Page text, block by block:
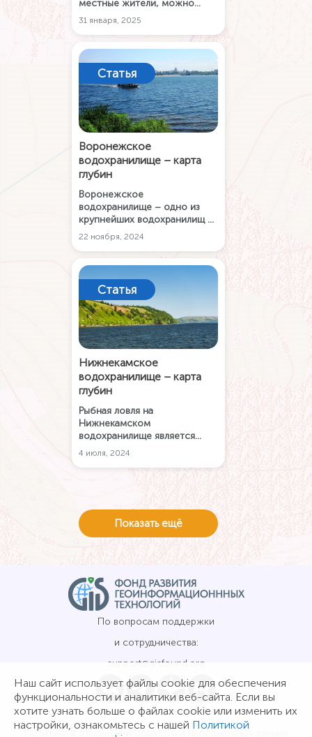
местные жители, можно
увидеть маленькие точки,
разбросанные на льду. Это
рыбаки. В этой статье мы
перечислили наиболее
популярные места для
рыбалки на Обском
водохранилище.
31 января, 2025
Статья
Воронежское
водохранилище – карта
глубин
Воронежское
водохранилище – одно из
крупнейших водохранилищ в
мире, которое полностью
располагается в черте
города. Оно играет важную
роль в водоснабжении и
судоходстве, в то время как
для рыбаков это, конечно
же, любимое место для
рыбалки.
22 ноября, 2024
Статья
Нижнекамское
водохранилище – карта
глубин
Рыбная ловля на
Нижнекамском
водохранилище является
очень популярным занятием
и для приезжих. Используйте
приложении Карта РУ Рыбалка
для поиска рыбных мест.
4 июля, 2024
Показать ещё
Наш сайт использует файлы cookie для обеспечения
функциональности и аналитики веб-сайта. Если вы
хотите узнать больше о файлах cookie или изменить их
настройки, ознакомьтесь с нашей Политикой
По вопросам поддержки
и сотрудничества:
support@gisfound.org
Юридическая информация
Политика в отношении обработки персональных данных